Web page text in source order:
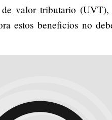
valor tributario
estos beneficios no